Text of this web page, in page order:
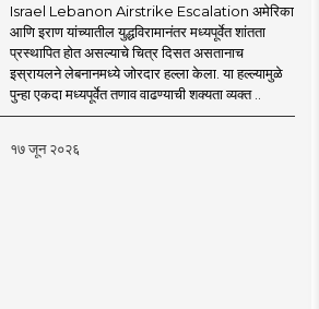
Israel Lebanon Airstrike Escalation अमेरिका
आणि इराण यांच्यातील युद्धविरामानंतर मध्यपूर्वेत शांतता
प्रस्थापित होत असल्याचे चित्र दिसत असतानाच
इस्रायलने लेबनानमध्ये जोरदार हल्ला केला. या हल्ल्यामुळे
पुन्हा एकदा मध्यपूर्वेत तणाव वाढण्याची शक्यता व्यक्त ..
१७ जून २०२६